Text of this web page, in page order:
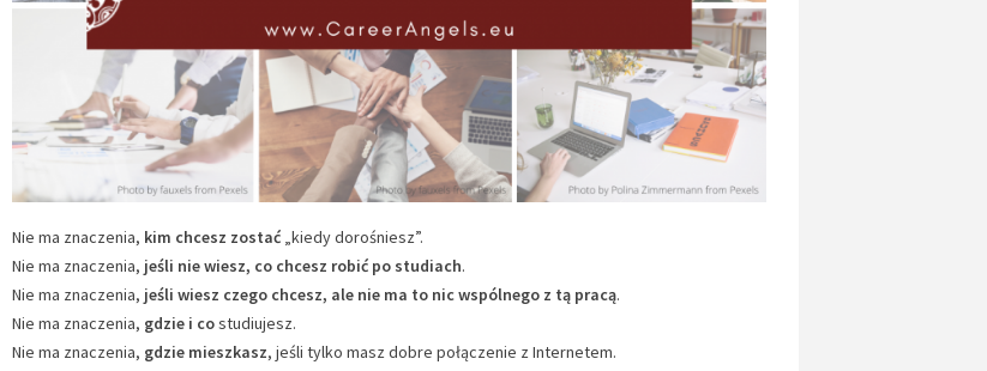
Nie ma znaczenia, kim chcesz zostać„kiedy dorośniesz”.
Nie ma znaczenia, jeśli nie wiesz, co chcesz robić po studiach.
Nie ma znaczenia, jeśli wiesz czego chcesz, ale nie ma to nic wspólnego z tą pracą.
Nie ma znaczenia, gdzie i costudiujesz.
Nie ma znaczenia, gdzie mieszkasz, jeśli tylko masz dobre połączenie z Internetem.